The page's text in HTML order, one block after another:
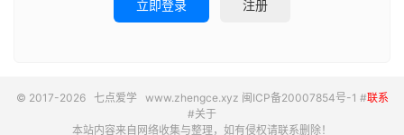
立即登录 注册
© 2017-2026 七点爱学www.zhengce.xyz 闽ICP备20007854号-1 #联系
#关于
本站内容来自网络收集与整理，如有侵权请联系删除！